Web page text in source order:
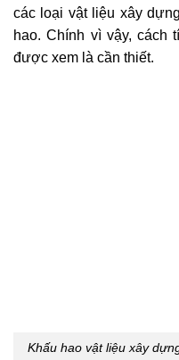
các loại vật liệu xây
hao. Chính vì vậy, cách
được xem là cần thiết.
Khấu hao vật liệu xây